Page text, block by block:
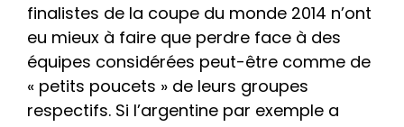
finalistes de la coupe du monde 2014 n’ont
eu mieux à faire que perdre face à des
équipes considérées peut-être comme de
« petits poucets » de leurs groupes
respectifs. Si l’argentine par exemple a